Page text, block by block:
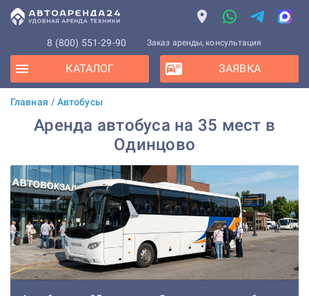
8 (800) 551-29-90 Заказ аренды, консультация
КАТАЛОГ ЗАЯВКА
Главная / Автобусы
Аренда автобуса на 35 мест в
Одинцово